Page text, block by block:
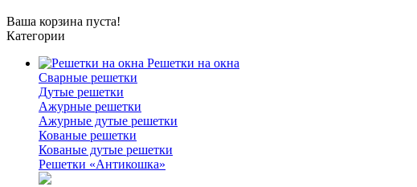
Ваша корзина пуста!
Категории
Решетки на окна
Сварные решетки
Дутые решетки
Ажурные решетки
Ажурные дутые решетки
Кованые решетки
Кованые дутые решетки
Решетки «Антикошка»